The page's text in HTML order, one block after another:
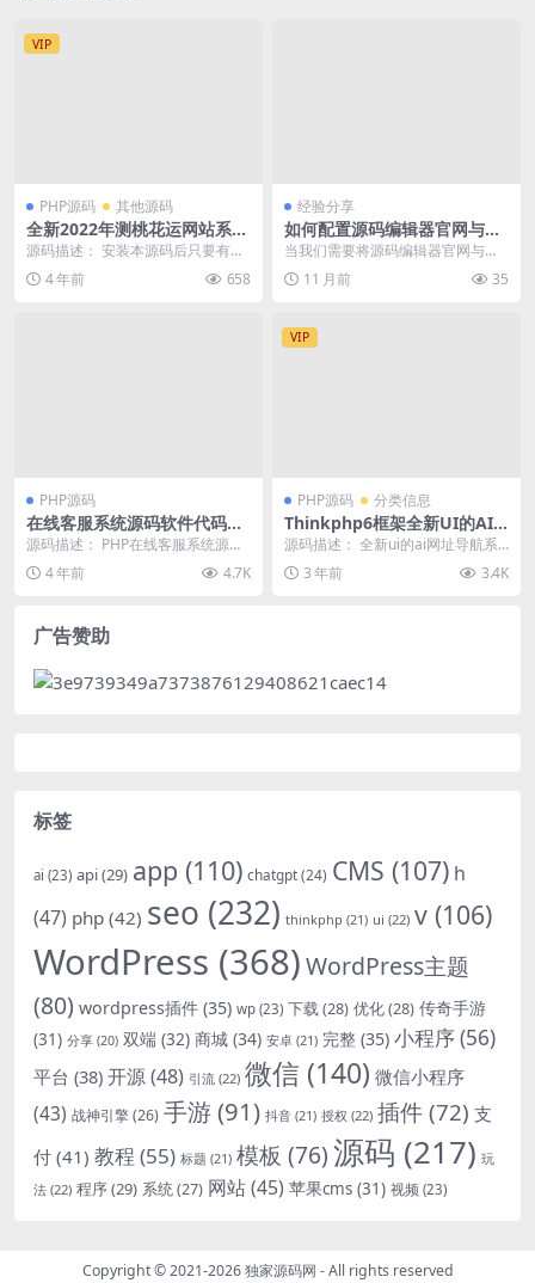
VIP
PHP源码 其他源码
全新2022年测桃花运网站系统
源码/完美对接支付结算
源码描述： 安装本源码后只要有人
在线测算，就可以获得收入哦。是
目前市面上最火的变...
4 年前 658
经验分享
如何配置源码编辑器官网与C
MS系统实现无缝集成及API对
接
当我们需要将源码编辑器官网与现
有的CMS（内容管理系统）如Word
Press或D...
11 月前 35
PHP源码
在线客服系统源码软件代码
+自动回复+可生成接入+手机
版管理后台
源码描述： PHP在线客服系统源码
是一款PHP开发的在线客服系统源
码,网站在线客...
4 年前 4.7K
VIP
PHP源码 分类信息
Thinkphp6框架全新UI的AI
网址导航系统源码
源码描述： 全新ui的ai网址导航系
统源码，基于thinkphp6框架开发的
A...3 年前 3.4K
广告赞助
标签
ai (23) api(29) app (110) chatgpt(24) CMS (107) h
(47) php (42) seo (232) thinkphp (21) ui (22) v (106)
WordPress (368)WordPress主题
(80) wordpress插件 (35) wp (23) 下载(28) 优化(28) 传奇手游
(31) 分享 (20) 双端 (32) 商城 (34) 安卓 (21) 完整 (35) 小程序(56)
平台 (38) 开源(48) 引流 (22) 微信 (140) 微信小程序
(43) 战神引擎(26) 手游(91) 抖音 (21) 授权 (22) 插件 (72) 支
付 (41) 教程 (55) 标题 (21) 模板 (76)源码 (217) 玩
法 (22) 程序(29) 系统(27) 网站(45) 苹果cms (31) 视频 (23)
Copyright © 2021-2026独家源码网 - All rights reserved